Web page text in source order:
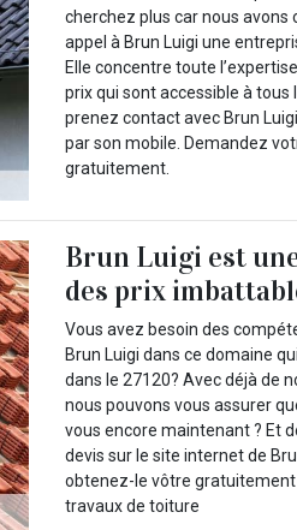
cherchez plus car nous avons
appel à Brun Luigi une
Elle concentre toute
prix qui sont accessible à tous
prenez contact avec Brun
par son mobile. Demandez
gratuitement.
Brun Luigi est
des prix
Vous avez besoin des
Brun Luigi dans ce domaine
dans le 27120? Avec déjà de
nous pouvons vous assurer
vous encore maintenant ? Et
devis sur le site internet de
obtenez-le vôtre
travaux de toiture